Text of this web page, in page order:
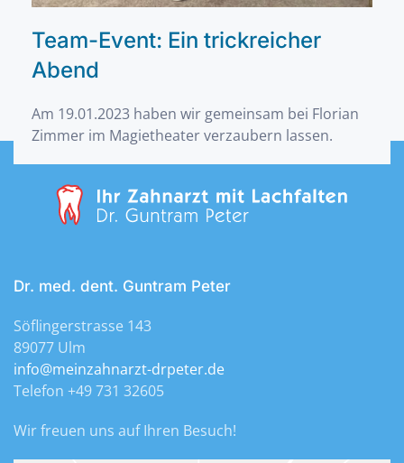
Team-Event: Ein trickreicher
Abend
Am 19.01.2023 haben wir gemeinsam bei Florian
Zimmer im Magietheater verzaubern lassen.
Dr. med. dent. Guntram Peter
Söflingerstrasse 143
89077 Ulm
info@meinzahnarzt-drpeter.de
Telefon +49 731 32605
Wir freuen uns auf Ihren Besuch!